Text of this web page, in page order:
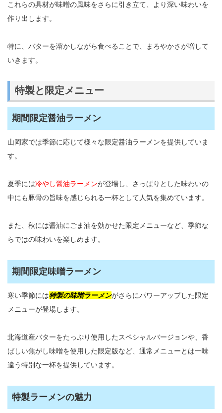
これらの具材が味噌の風味をさらに引き立て、より深い味わいを
作り出します。
特に、バターを溶かしながら食べることで、まろやかさが増して
いきます。
特製と限定メニュー
期間限定醤油ラーメン
山岡家では季節に応じて様々な限定醤油ラーメンを提供していま
す。
夏季には冷やし醤油ラーメンが登場し、さっぱりとした味わいの
中にも豚骨の旨味を感じられる一杯として人気を集めています。
また、秋には醤油にごま油を効かせた限定メニューなど、季節な
らではの味わいを楽しめます。
期間限定味噌ラーメン
寒い季節には特製の味噌ラーメンがさらにパワーアップした限定
メニューが登場します。
北海道産バターをたっぷり使用したスペシャルバージョンや、香
ばしい焦がし味噌を使用した限定版など、通常メニューとは一味
違う特別な一杯を提供しています。
特製ラーメンの魅力